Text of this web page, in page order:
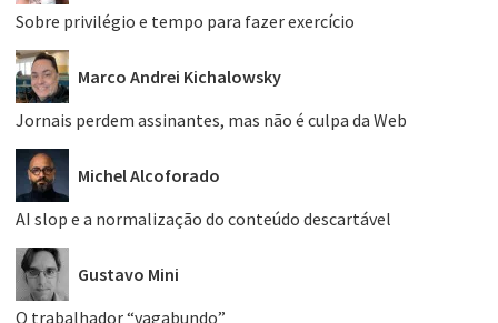
Sobre privilégio e tempo para fazer exercício
Marco Andrei Kichalowsky
Jornais perdem assinantes, mas não é culpa da Web
Michel Alcoforado
AI slop e a normalização do conteúdo descartável
Gustavo Mini
O trabalhador “vagabundo”